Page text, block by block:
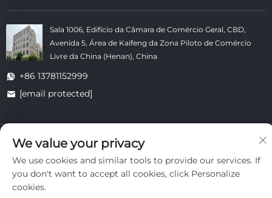
Sala 1006, Edifício da Câmara de Comércio Geral, CBD,
Avenida 5, Área de Kaifeng da Zona Piloto de Comércio
Livre da China (Henan), China
+86 13781152999
[email protected]
Copyright © Kaifeng Datong Refractories Co., Ltd. Todos os
Direitos Reservados. - Política de Privacidade
We value your privacy
We use cookies and similar tools to provide our services. If
you don't want to accept all cookies, click Personalize
cookies.